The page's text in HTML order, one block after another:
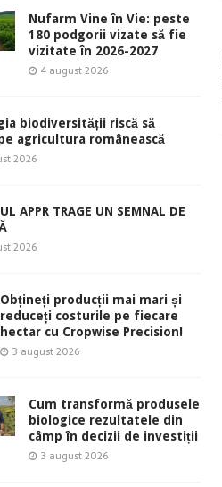
Nufarm Vine în Vie: peste
180 podgorii vizate să fie
vizitate în 2026-2027
4 august 2026
biodiversității riscă să
agricultura românească
2026
APPR TRAGE UN SEMNAL DE
2026
Obțineți producții mai mari și
reduceți costurile pe fiecare
hectar cu Cropwise Precision!
3 august 2026
Cum transformă produsele
biologice rezultatele din
câmp în decizii de investiții
3 august 2026